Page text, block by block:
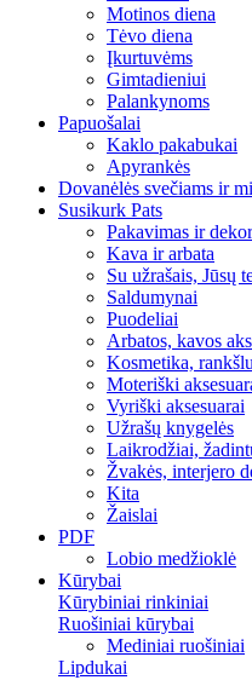
Motinos diena
Tėvo diena
Įkurtuvėms
Gimtadieniui
Palankynoms
Papuošalai
Kaklo pakabukai
Apyrankės
Dovanėlės svečiams ir
Susikurk Pats
Pakavimas ir
Kava ir arbata
Su užrašais, Jūsų
Saldumynai
Puodeliai
Arbatos, kavos
Kosmetika,
Moteriški
Vyriški aksesuarai
Užrašų knygelės
Laikrodžiai,
Žvakės, interjero
Kita
Žaislai
PDF
Lobio medžioklė
Kūrybai
Kūrybiniai rinkiniai
Ruošiniai kūrybai
Mediniai ruošiniai
Lipdukai